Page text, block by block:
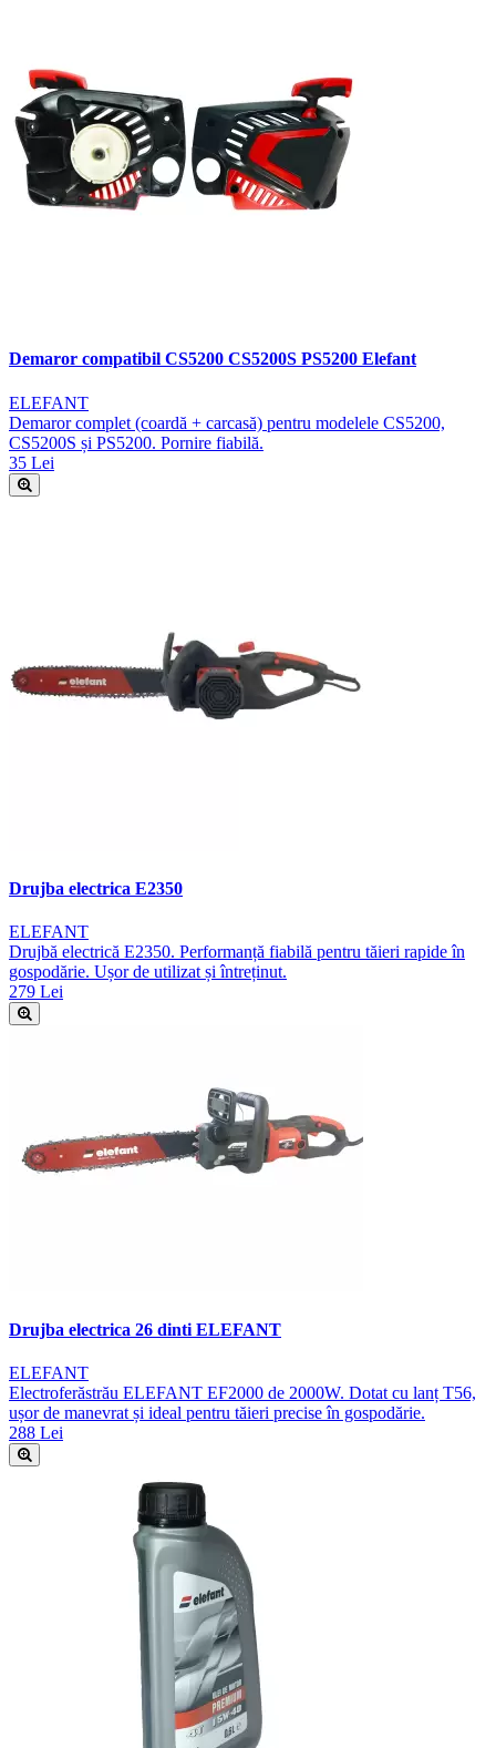
Demaror compatibil CS5200 CS5200S PS5200 Elefant
ELEFANT
Demaror complet (coardă + carcasă) pentru modelele CS5200,
CS5200S și PS5200. Pornire fiabilă.
35 Lei
Drujba electrica E2350
ELEFANT
Drujbă electrică E2350. Performanță fiabilă pentru tăieri rapide în
gospodărie. Ușor de utilizat și întreținut.
279 Lei
Drujba electrica 26 dinti ELEFANT
ELEFANT
Electroferăstrău ELEFANT EF2000 de 2000W. Dotat cu lanț T56,
ușor de manevrat și ideal pentru tăieri precise în gospodărie.
288 Lei